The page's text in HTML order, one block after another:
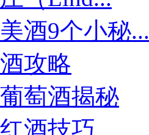
酒9个小秘...
攻略
萄酒揭秘
酒技巧